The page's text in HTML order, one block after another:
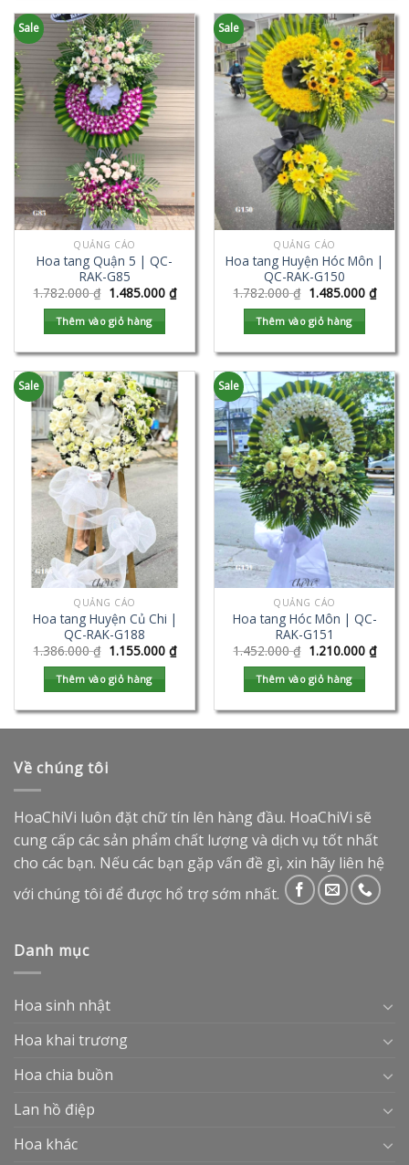
Sale
QUẢNG CÁO
Hoa tang Quận 5 | QC-
RAK-G85
1.782.000₫ 1.485.000 ₫
Thêm vào giỏ hàng
Sale
QUẢNG CÁO
Hoa tang Huyện Hóc Môn |
QC-RAK-G150
1.782.000₫ 1.485.000 ₫
Thêm vào giỏ hàng
Sale
QUẢNG CÁO
Hoa tang Huyện Củ Chi |
QC-RAK-G188
1.386.000₫ 1.155.000 ₫
Thêm vào giỏ hàng
Sale
QUẢNG CÁO
Hoa tang Hóc Môn | QC-
RAK-G151
1.452.000₫ 1.210.000 ₫
Thêm vào giỏ hàng
Về chúng tôi
HoaChiVi luôn đặt chữ tín lên hàng đầu. HoaChiVi sẽ
cung cấp các sản phẩm chất lượng và dịch vụ tốt nhất
cho các bạn. Nếu các bạn gặp vấn đề gì, xin hãy liên hệ
với chúng tôi để được hổ trợ sớm nhất.
Danh mục
Hoa sinh nhật
Hoa khai trương
Hoa chia buồn
Lan hồ điệp
Hoa khác